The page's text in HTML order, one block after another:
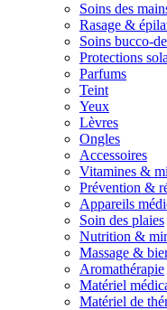
Soins des
Rasage &
Soins bucco-
Protections
Parfums
Teint
Yeux
Lèvres
Ongles
Accessoires
Vitamines &
Prévention &
Appareils
Soin des plaies
Nutrition &
Massage &
Aromathérapie
Matériel
Matériel de